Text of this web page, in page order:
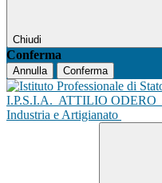
Chiudi
Conferma
Annulla Conferma
I.P.S.I.A. ATTILIO ODERO
Industria e Artigianato